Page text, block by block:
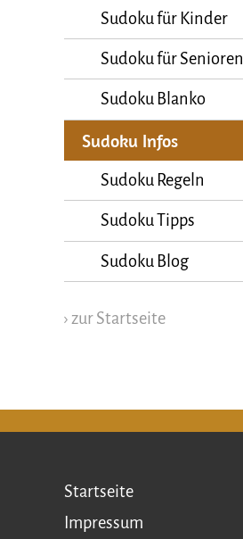
Sudoku für Kinder
Sudoku für Senioren
Sudoku Blanko
Sudoku Infos
Sudoku Regeln
Sudoku Tipps
Sudoku Blog
› zur Startseite
Startseite
Impressum